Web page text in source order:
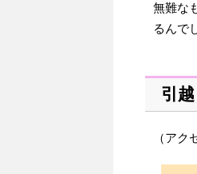
無難な
るんで
引
（アク